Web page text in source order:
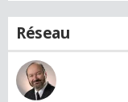
Réseau